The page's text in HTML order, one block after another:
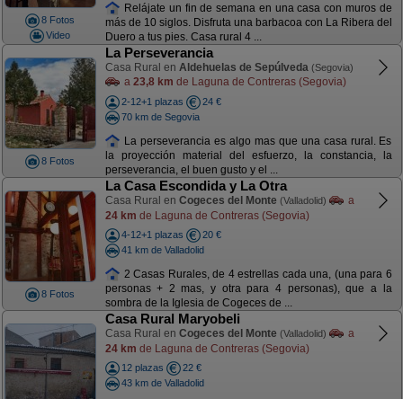
8 Fotos
Video
Relájate un fin de semana en una casa con muros de
más de 10 siglos. Disfruta una barbacoa con La Ribera del
Duero a tus pies. Casa rural 4 ...
8 Fotos
La Perseverancia
Casa Rural en Aldehuelas de Sepúlveda (Segovia)
a 23,8 km de Laguna de Contreras (Segovia)
2-12+1 plazas
24 €
70 km de Segovia
La perseverancia es algo mas que una casa rural. Es
la proyección material del esfuerzo, la constancia, la
perseverancia, el buen gusto y el ...
8 Fotos
La Casa Escondida y La Otra
Casa Rural en Cogeces del Monte (Valladolid)
a
24 km de Laguna de Contreras (Segovia)
4-12+1 plazas
20 €
41 km de Valladolid
2 Casas Rurales, de 4 estrellas cada una, (una para 6
personas + 2 mas, y otra para 4 personas), que a la
sombra de la Iglesia de Cogeces de ...
Casa Rural Maryobeli
Casa Rural en Cogeces del Monte (Valladolid)
a
24 km de Laguna de Contreras (Segovia)
12 plazas
22 €
43 km de Valladolid